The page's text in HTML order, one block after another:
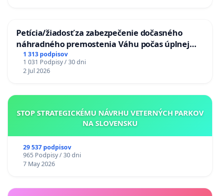
Petícia/žiadosť za zabezpečenie dočasného
náhradného premostenia Váhu počas úplnej
uzávery Vážskeho mosta v Komárne
1 313 podpisov
1 031 Podpisy / 30 dni
2 Jul 2026
STOP STRATEGICKÉMU NÁVRHU VETERNÝCH PARKOV
NA SLOVENSKU
29 537 podpisov
965 Podpisy / 30 dni
7 May 2026